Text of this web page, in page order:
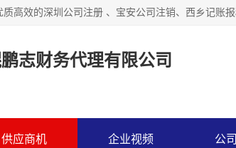
质高效的深圳公司注册 、宝安公司注销、西乡记账
志财务代理有限公司
供应商机 企业视频 公